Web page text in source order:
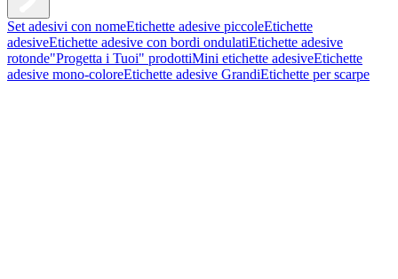
Set adesivi con nomeEtichette adesive piccoleEtichette
adesiveEtichette adesive con bordi ondulatiEtichette adesive
rotonde"Progetta i Tuoi" prodottiMini etichette adesiveEtichette
adesive mono-coloreEtichette adesive GrandiEtichette per scarpe